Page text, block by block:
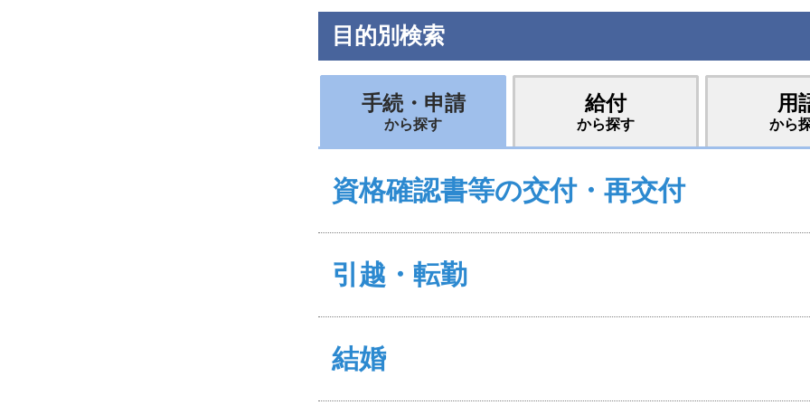
目的別検索
手続・申請
から探す
給付
から探す
用
から
資格確認書等の交付・再交付
引越・転勤
結婚